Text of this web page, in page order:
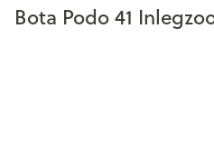
Bota Podo 41